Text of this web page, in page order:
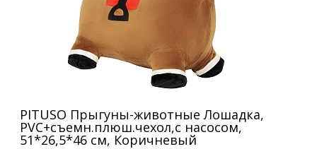
PITUSO Прыгуны-животные Лошадка,
PVC+съемн.плюш.чехол,с насосом,
51*26,5*46 см, Коричневый